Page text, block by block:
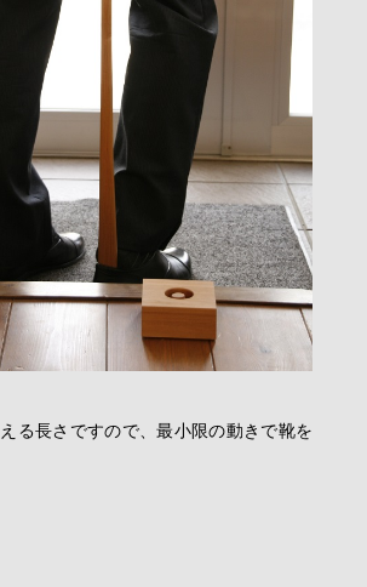
る長さですので、最小限の動きで靴を